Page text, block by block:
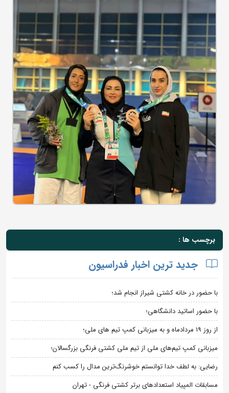
برچسب ها :
جدید ترین اخبار فدراسیون
با حضور در خانه کشتی شیراز انجام شد؛
با حضور اساتید دانشگاهی؛
از روز 19 مردادماه و به میزبانی کمپ تیم های ملی؛
میزبانی کمپ تیم‌های ملی از تیم ملی کشتی فرنگی بزرگسالان؛
رضایی: به لطف خدا توانستم خوشرنگ‌ترین مدال را کسب کنم
مسابقات المپیاد استعدادهای برتر کشتی فرنگی - تهران